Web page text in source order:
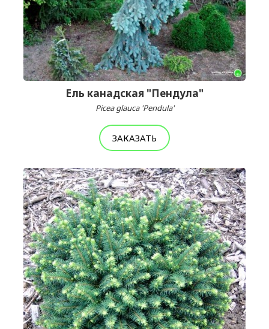
Ель канадская "Пендула"
Picea glauca 'Pendula'
ЗАКАЗАТЬ